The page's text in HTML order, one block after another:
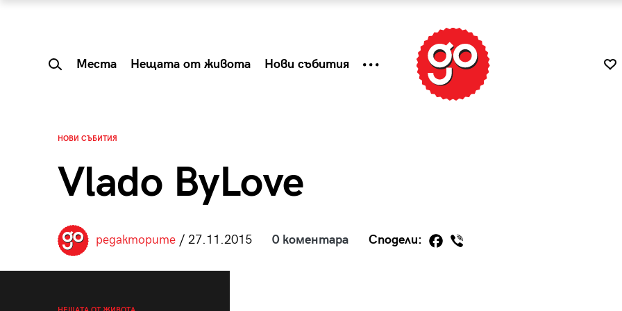
Места Нещата от живота Нови събития
НОВИ СЪБИТИЯ
Vlado ByLove
редакторите/ 27.11.2015 0 коментара Сподели: